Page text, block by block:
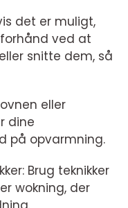
det er muligt,
ved at
snitte dem, så
eller
dine
på opvarmning.
Brug teknikker
wokning, der